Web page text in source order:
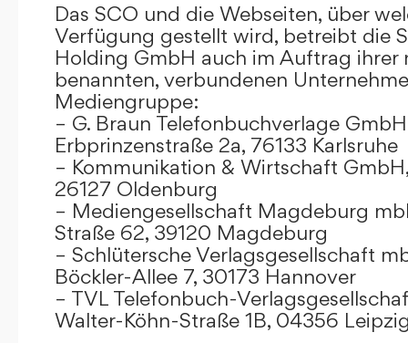
Das SCO und die Webseiten, über
Verfügung gestellt wird, betreibt die
Holding GmbH auch im Auftrag ihrer
benannten, verbundenen
Mediengruppe:
– G. Braun Telefonbuchverlage GmbH
Erbprinzenstraße 2a, 76133 Karlsruhe
– Kommunikation & Wirtschaft
26127 Oldenburg
– Mediengesellschaft Magdeburg
Straße 62, 39120 Magdeburg
– Schlütersche Verlagsgesellschaft
Böckler-Allee 7, 30173 Hannover
– TVL Telefonbuch-
Walter-Köhn-Straße 1B, 04356